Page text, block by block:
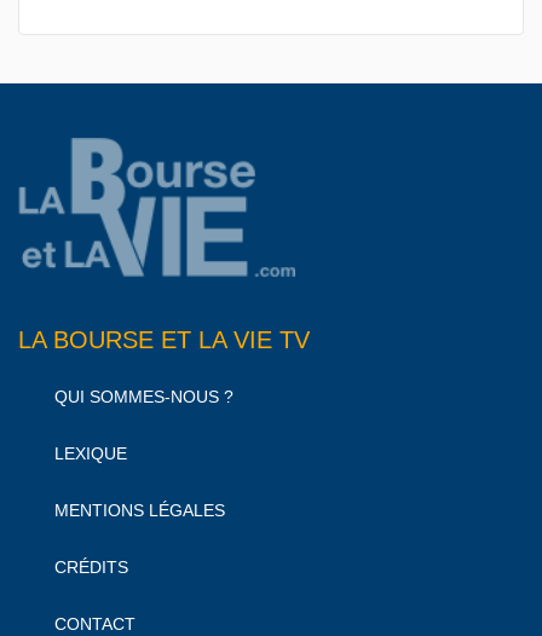
LA BOURSE ET LA VIE TV
QUI SOMMES-NOUS ?
LEXIQUE
MENTIONS LÉGALES
CRÉDITS
CONTACT